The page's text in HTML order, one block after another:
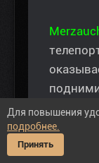
в
Наводка
задании
Для повышения
подробнее.
Принять